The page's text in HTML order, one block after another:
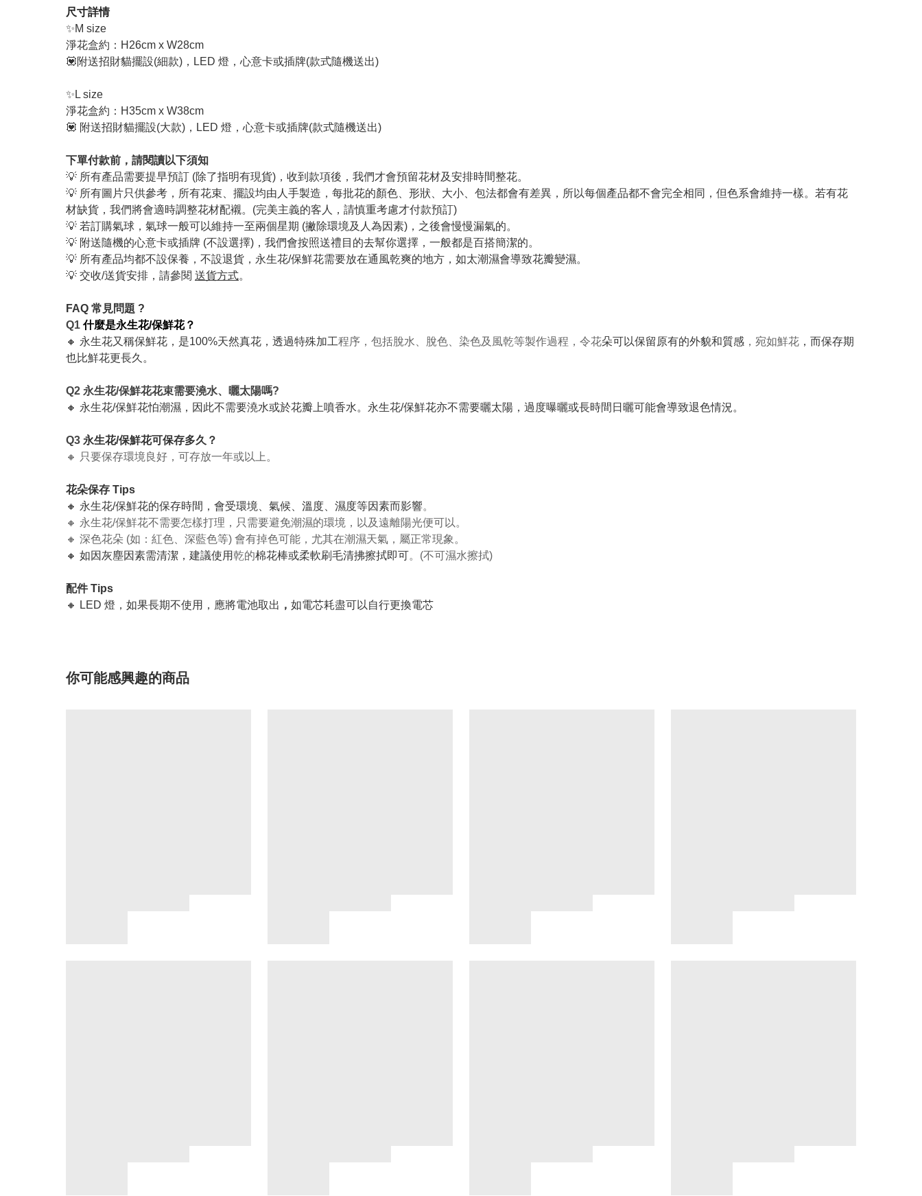
尺寸詳情
✨M size
淨花盒約：H26cm x W28cm
💟附送招財貓擺設(細款)，LED 燈，心意卡或插牌(款式隨機送出)
✨L size
淨花盒約：H35cm x W38cm
💟 附送招財貓擺設(大款)，LED 燈，心意卡或插牌(款式隨機送出)
下單付款前，請閱讀以下須知
💡 所有產品需要提早預訂 (除了指明有現貨)，收到款項後，我們才會預留花材及安排時間整花。
💡 所有圖片只供參考，所有花束、擺設均由人手製造，每批花的顏色、形狀、大小、包法都會有差異，所以每個產品都不會完全相同，但色系會維持一樣。若有花
材缺貨，我們將會適時調整花材配襯。(完美主義的客人，請慎重考慮才付款預訂)
💡 若訂購氣球，氣球一般可以維持一至兩個星期 (撇除環境及人為因素)，之後會慢慢漏氣的。
💡 附送隨機的心意卡或插牌 (不設選擇)，我們會按照送禮目的去幫你選擇，一般都是百搭簡潔的。
💡 所有產品均都不設保養，不設退貨，永生花/保鮮花需要放在通風乾爽的地方，如太潮濕會導致花瓣變濕。
💡 交收/送貨安排，請參閱 送貨方式。
FAQ 常見問題 ?
Q1 什麼是永生花/保鮮花？
🔸 永生花又稱保鮮花，是100%天然真花，透過特殊加工程序，包括脫水、脫色、染色及風乾等製作過程，令花朵可以保留原有的外貌和質感 ，宛如鮮花 ，而保存期
也比鮮花更長久。
Q2 永生花/保鮮花花束需要澆水、曬太陽嗎?
🔸 永生花/保鮮花怕潮濕，因此不需要澆水或於花瓣上噴香水。永生花/保鮮花亦不需要曬太陽，過度曝曬或長時間日曬可能會導致退色情況。
Q3 永生花/保鮮花可保存多久？
🔸 只要保存環境良好，可存放一年或以上。
花朵保存 Tips
🔸 永生花/保鮮花的保存時間，會受環境、氣候、溫度、濕度等因素而影響。
🔸 永生花/保鮮花不需要怎樣打理，只需要避免潮濕的環境，以及遠離陽光便可以。
🔸 深色花朵 (如：紅色、深藍色等) 會有掉色可能，尤其在潮濕天氣，屬正常現象。
🔸 如因灰塵因素需清潔，建議使用乾的棉花棒或柔軟刷毛清拂擦拭即可。(不可濕水擦拭)
配件 Tips
🔸 LED 燈，如果長期不使用，應將電池取出 ， 如電芯耗盡可以自行更換電芯
你可能感興趣的商品